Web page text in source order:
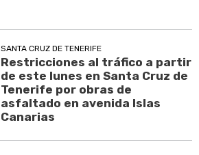
SANTA CRUZ DE TENERIFE
Restricciones al tráfico a partir
de este lunes en Santa Cruz de
Tenerife por obras de
asfaltado en avenida Islas
Canarias